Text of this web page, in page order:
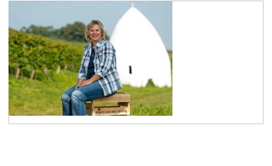
Andrea Kröhl
Sekretariat, Projekte
mehr erfahren